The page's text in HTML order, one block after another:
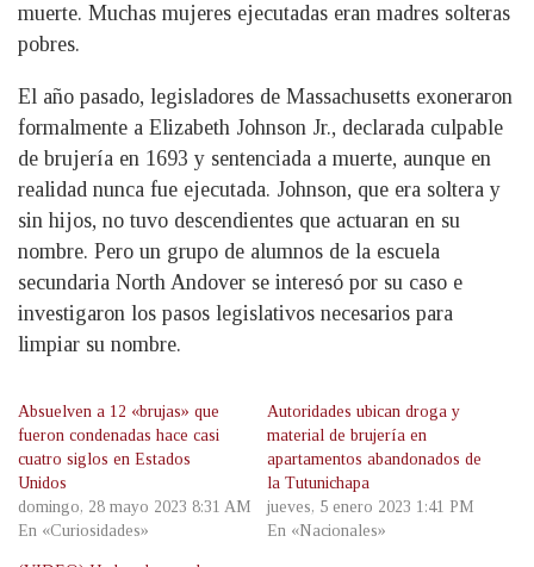
muerte. Muchas mujeres ejecutadas eran madres solteras
pobres.
El año pasado, legisladores de Massachusetts exoneraron
formalmente a Elizabeth Johnson Jr., declarada culpable
de brujería en 1693 y sentenciada a muerte, aunque en
realidad nunca fue ejecutada. Johnson, que era soltera y
sin hijos, no tuvo descendientes que actuaran en su
nombre. Pero un grupo de alumnos de la escuela
secundaria North Andover se interesó por su caso e
investigaron los pasos legislativos necesarios para
limpiar su nombre.
Absuelven a 12 «brujas» que
fueron condenadas hace casi
cuatro siglos en Estados
Unidos
domingo, 28 mayo 2023 8:31 AM
En «Curiosidades»
Autoridades ubican droga y
material de brujería en
apartamentos abandonados de
la Tutunichapa
jueves, 5 enero 2023 1:41 PM
En «Nacionales»